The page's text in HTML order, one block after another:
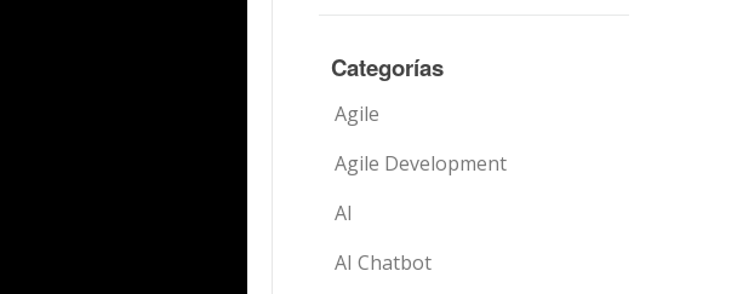
Categorías
Agile
Agile Development
AI
AI Chatbot